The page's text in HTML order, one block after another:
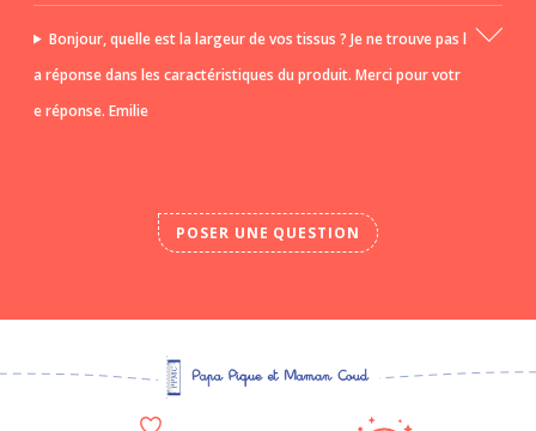
Bonjour, quelle est la largeur de vos tissus ? Je ne trouve pas l
a réponse dans les caractéristiques du produit. Merci pour votr
e réponse. Emilie
POSER UNE QUESTION